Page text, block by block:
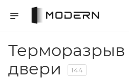
Терморазрыв
двери
144